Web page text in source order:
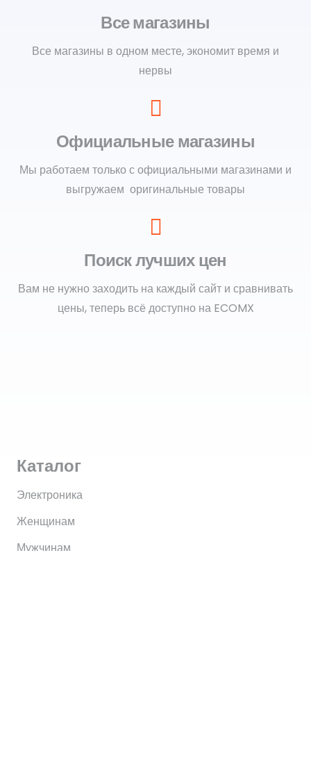
Все магазины
Все магазины в одном месте, экономит время и
нервы
Официальные магазины
Мы работаем только с официальными магазинами и
выгружаем оригинальные товары
Поиск лучших цен
Вам не нужно заходить на каждый сайт и сравнивать
цены, теперь всё доступно на ECOMX
Каталог
Электроника
Женщинам
Мужчинам